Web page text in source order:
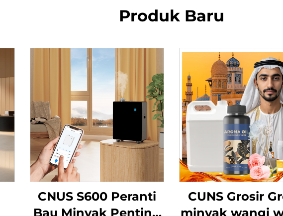
Produk Baru
CNUS S600 Peranti
Bau Minyak Penting
CUNS Grosir
minyak wangi